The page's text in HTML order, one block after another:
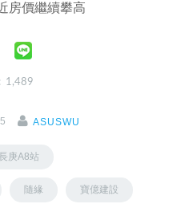
房價繼續攀高
1,489
ASUSWU
庚A8站
隨緣 寶億建設